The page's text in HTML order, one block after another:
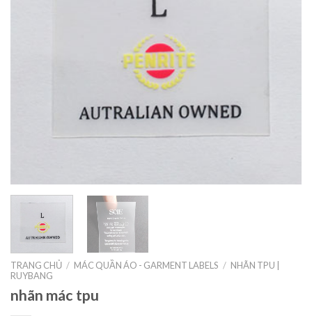
TRANG CHỦ / MÁC QUẦN ÁO - GARMENT LABELS / NHÃN TPU |
RUYBANG
nhãn mác tpu